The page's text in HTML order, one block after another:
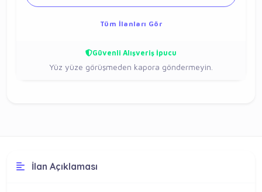
Tüm İlanları Gör
Güvenli Alışveriş İpucu
Yüz yüze görüşmeden kapora göndermeyin.
İlan Açıklaması